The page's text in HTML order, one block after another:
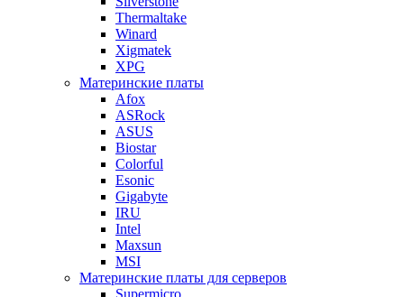
Thermaltake
Winard
Xigmatek
XPG
Материнские платы
Afox
ASRock
ASUS
Biostar
Colorful
Esonic
Gigabyte
IRU
Intel
Maxsun
MSI
Материнские платы для серверов